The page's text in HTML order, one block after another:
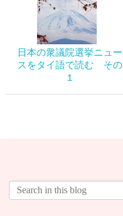
日本の衆議院選挙ニュー
スをタイ語で読む その
１